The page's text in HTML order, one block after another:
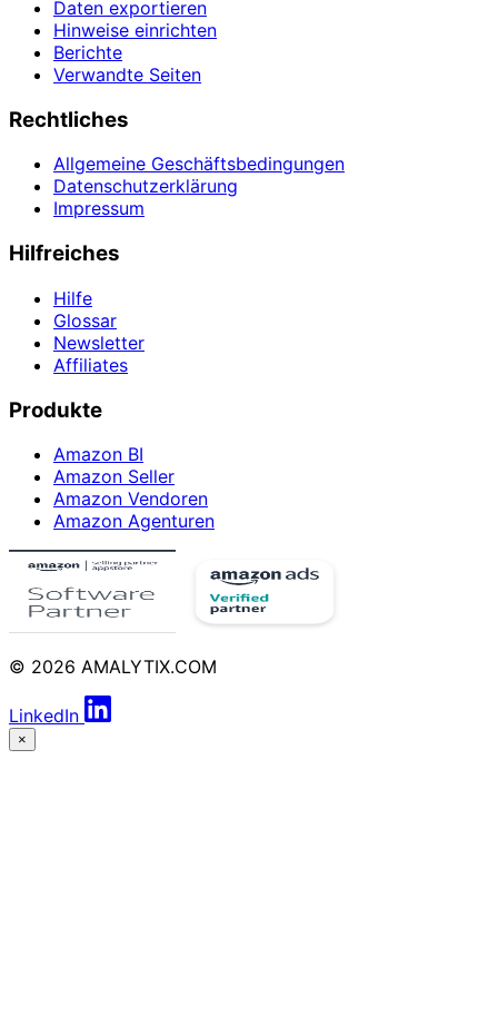
Daten exportieren
Hinweise einrichten
Berichte
Verwandte Seiten
Rechtliches
Allgemeine Geschäftsbedingungen
Datenschutzerklärung
Impressum
Hilfreiches
Hilfe
Glossar
Newsletter
Affiliates
Produkte
Amazon BI
Amazon Seller
Amazon Vendoren
Amazon Agenturen
© 2026 AMALYTIX.COM
LinkedIn
×